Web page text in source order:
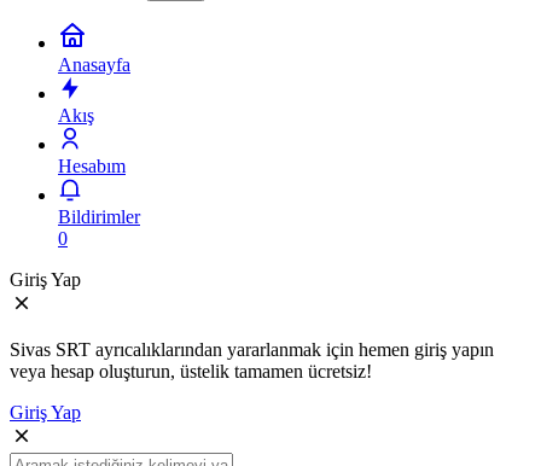
Anasayfa
Akış
Hesabım
Bildirimler
0
Giriş Yap
Sivas SRT ayrıcalıklarından yararlanmak için hemen giriş yapın
veya hesap oluşturun, üstelik tamamen ücretsiz!
Giriş Yap